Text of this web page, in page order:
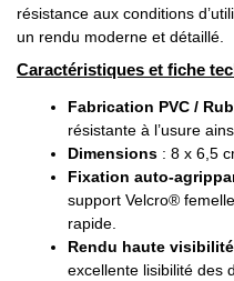
résistance aux conditions
un rendu moderne et détaillé.
Caractéristiques et fiche
Fabrication PVC /
résistante à l’usure
Dimensions : 8 x 6,5
Fixation auto-
support Velcro®
rapide.
Rendu haute visibilité
excellente lisibilité des